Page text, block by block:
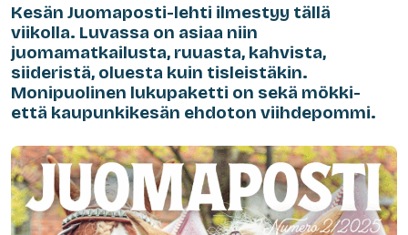
Kesän Juomaposti-lehti ilmestyy tällä
viikolla. Luvassa on asiaa niin
juomamatkailusta, ruuasta, kahvista,
siideristä, oluesta kuin tisleistäkin.
Monipuolinen lukupaketti on sekä mökki-
että kaupunkikesän ehdoton viihdepommi.